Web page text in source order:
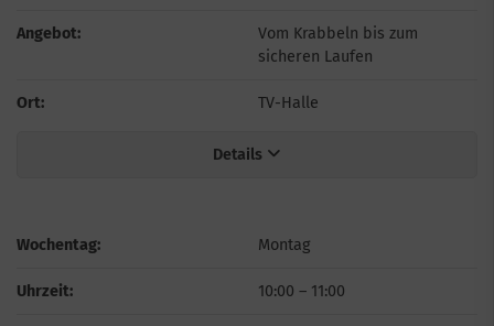
Angebot:
Vom Krabbeln bis zum
sicheren Laufen
Ort: TV-Halle
Details
Wochentag: Montag
Uhrzeit: 10:00 – 11:00